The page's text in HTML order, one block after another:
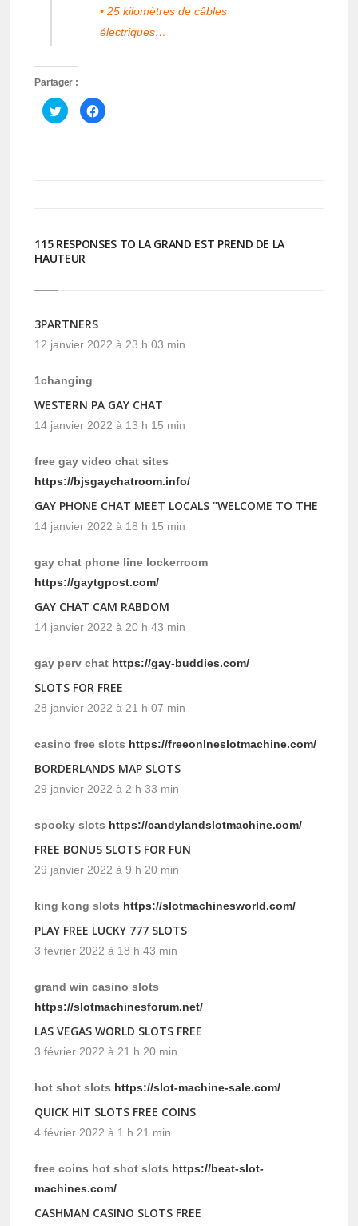
• 25 kilomètres de câbles
électriques…
Partager :
Cliquez
pour
partager
Cliquez
pour
115 RESPONSES TO LA GRAND EST PREND DE LA
HAUTEUR
3PARTNERS
12 janvier 2022 à 23 h 03 min
1changing
WESTERN PA GAY CHAT
14 janvier 2022 à 13 h 15 min
free gay video chat sites
https://bjsgaychatroom.info/
GAY PHONE CHAT MEET LOCALS "WELCOME TO THE
14 janvier 2022 à 18 h 15 min
gay chat phone line lockerroom
https://gaytgpost.com/
GAY CHAT CAM RABDOM
14 janvier 2022 à 20 h 43 min
gay perv chat https://gay-buddies.com/
SLOTS FOR FREE
28 janvier 2022 à 21 h 07 min
casino free slots https://freeonlneslotmachine.com/
BORDERLANDS MAP SLOTS
29 janvier 2022 à 2 h 33 min
spooky slots https://candylandslotmachine.com/
FREE BONUS SLOTS FOR FUN
29 janvier 2022 à 9 h 20 min
king kong slots https://slotmachinesworld.com/
PLAY FREE LUCKY 777 SLOTS
3 février 2022 à 18 h 43 min
grand win casino slots
https://slotmachinesforum.net/
LAS VEGAS WORLD SLOTS FREE
3 février 2022 à 21 h 20 min
hot shot slots https://slot-machine-sale.com/
QUICK HIT SLOTS FREE COINS
4 février 2022 à 1 h 21 min
free coins hot shot slots https://beat-slot-
machines.com/
CASHMAN CASINO SLOTS FREE